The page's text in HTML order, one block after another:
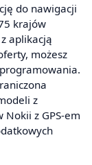
do nawigacji
krajów
aplikacją
możesz
z
z GPS-em